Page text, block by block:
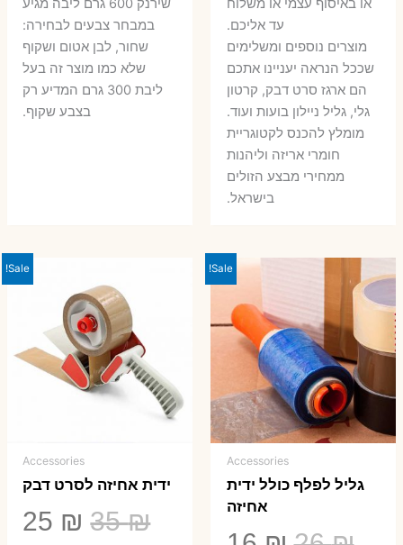
או באיסוף עצמי או משלוח
עד אליכם.
מוצרים נוספים ומשלימים
שככל הנראה יעניינו אתכם
הם ארגז סרט דבק, קרטון
גלי, גליל ניילון בועות ועוד.
מומלץ להכנס לקטוגריית
חומרי אריזה וליהנות
ממחירי מבצע הזולים
בישראל.
שירנק 600 גרם ליבה מגיע
במבחר צבעים לבחירה:
שחור, לבן אטום ושקוף
שלא כמו מוצר זה בעל
ליבת 300 גרם המדיע רק
בצבע שקוף.
Sale!
Accessories
גליל לפלף כולל ידית
אחיזה
Sale!
Accessories
ידית אחיזה לסרט דבק
35₪
המחיר
25 ₪